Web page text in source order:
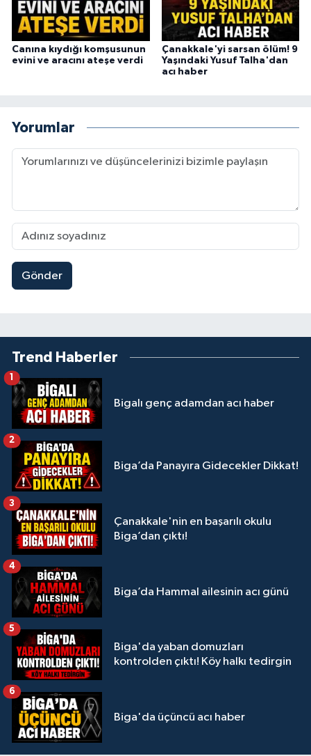
Canına kıydığı komşusunun
evini ve aracını ateşe verdi
Çanakkale'yi sarsan ölüm! 9
Yaşındaki Yusuf Talha'dan
acı haber
Yorumlar
Gönder
Trend Haberler
Bigalı genç adamdan acı haber
Biga’da Panayıra Gidecekler Dikkat!
2
Çanakkale'nin en başarılı okulu
Biga’dan çıktı!
3
Biga’da Hammal ailesinin acı günü
4
Biga'da yaban domuzları
kontrolden çıktı! Köy halkı tedirgin
5
Biga'da üçüncü acı haber
6